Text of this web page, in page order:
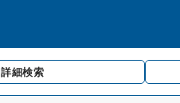
詳細検索